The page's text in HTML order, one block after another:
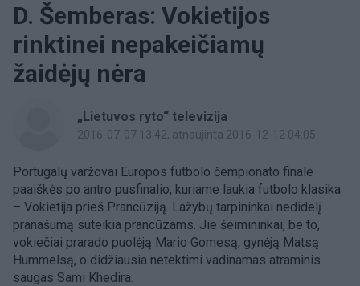
D. Šemberas: Vokietijos
rinktinei nepakeičiamų
žaidėjų nėra
„Lietuvos ryto“ televizija
2016-07-07 13:42, atnaujinta 2016-12-12 04:05
Portugalų varžovai Europos futbolo čempionato finale
paaiškės po antro pusfinalio, kuriame laukia futbolo klasika
– Vokietija prieš Prancūziją. Lažybų tarpininkai nedidelį
pranašumą suteikia prancūzams. Jie šeimininkai, be to,
vokiečiai prarado puolėją Mario Gomesą, gynėją Matsą
Hummelsą, o didžiausia netektimi vadinamas atraminis
saugas Sami Khedira.